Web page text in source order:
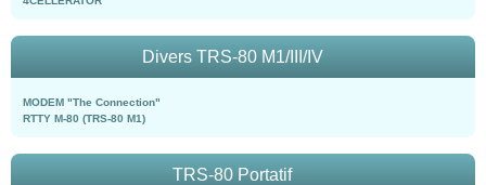
Divers TRS-80 M1/III/IV
MODEM "The Connection"
RTTY M-80 (TRS-80 M1)
TRS-80 Portatif